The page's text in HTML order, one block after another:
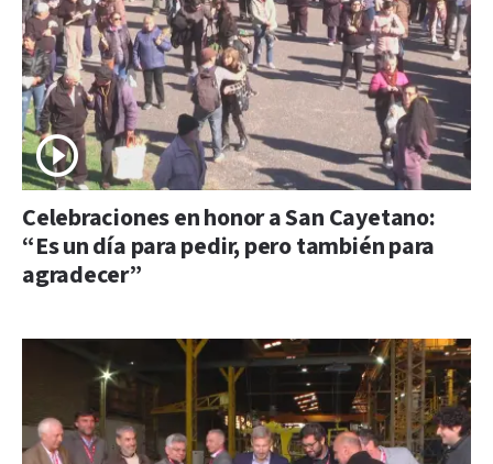
Celebraciones en honor a San Cayetano:
“Es un día para pedir, pero también para
agradecer”